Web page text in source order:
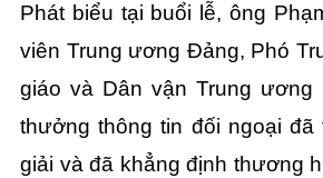
Phát biểu tại buổi lễ, ông
viên Trung ương Đảng, Phó
giáo và Dân vận Trung ương
thưởng thông tin đối ngoại đã
giải và đã khẳng định thương